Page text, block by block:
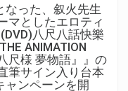
なった、叙火先生
マとしたエロティ
八尺八話快樂
ANIMATION
尺様 夢物語』』の
筆サイン入り台本
ャンペーンを開